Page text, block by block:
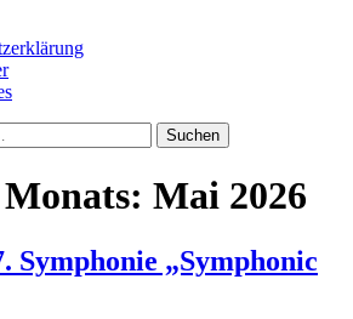
Mai 2026
Symphonie „Symphonic